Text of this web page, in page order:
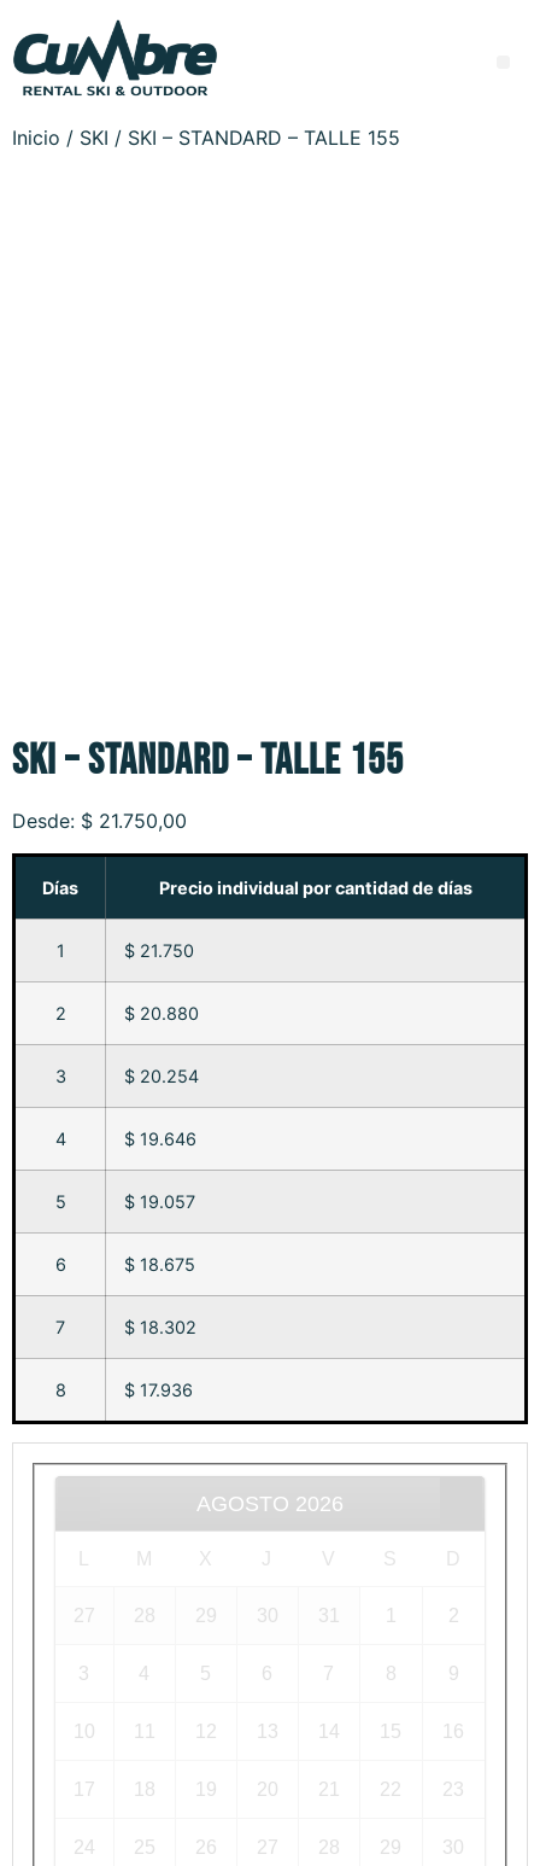
Inicio / SKI / SKI – STANDARD – TALLE 155
SKI – STANDARD – TALLE 155
Desde: $ 21.750,00
Días Precio individual por cantidad de días
1 $ 21.750
2 $ 20.880
3 $ 20.254
4 $ 19.646
5 $ 19.057
6 $ 18.675
7 $ 18.302
8 $ 17.936
AGOSTO 2026
M X J V S D
27 28 29 30 31 1 2
3 4 5 6 7 8 9
10 11 12 13 14 15 16
17 18 19 20 21 22 23
24 25 26 27 28 29 30